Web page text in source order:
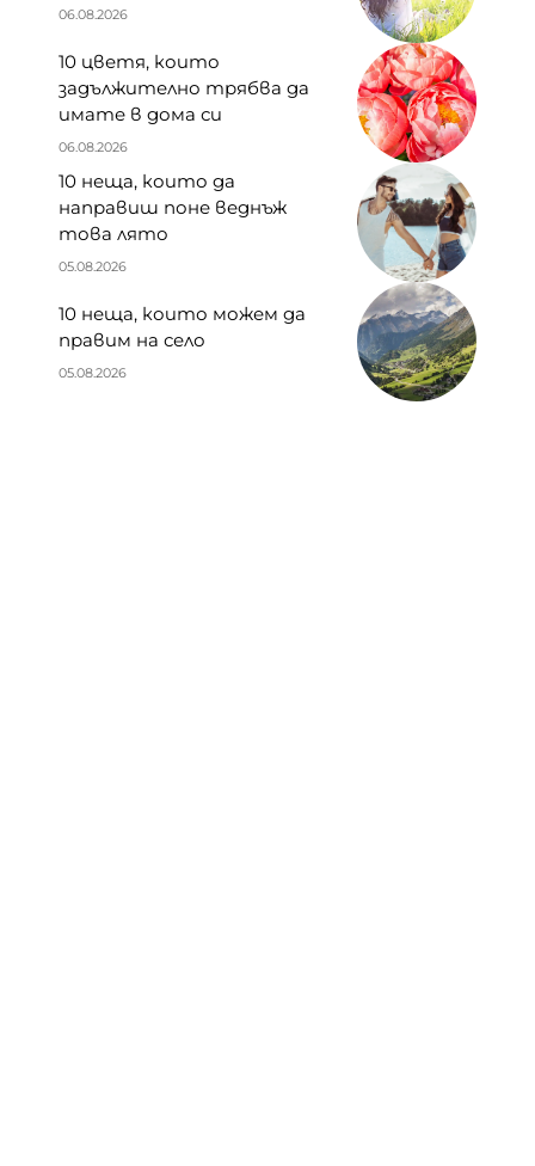
06.08.2026
10 цветя, които
задължително трябва да
имате в дома си
06.08.2026
10 неща, които да
направиш поне веднъж
това лято
05.08.2026
10 неща, които можем да
правим на село
05.08.2026